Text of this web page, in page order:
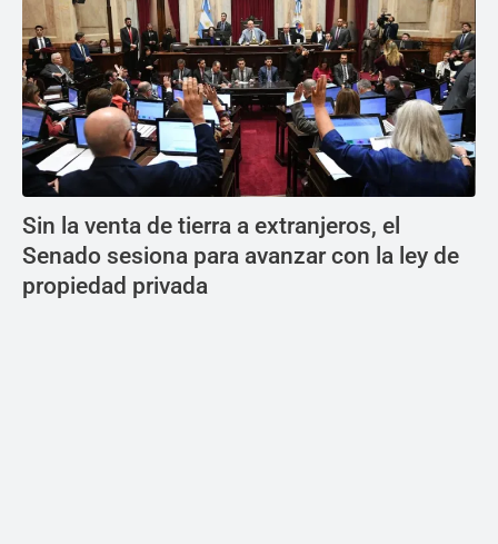
Sin la venta de tierra a extranjeros, el
Senado sesiona para avanzar con la ley de
propiedad privada